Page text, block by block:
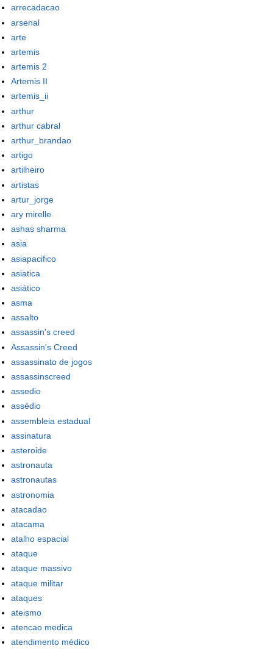
arrecadacao
arsenal
arte
artemis
artemis 2
Artemis II
artemis_ii
arthur
arthur cabral
arthur_brandao
artigo
artilheiro
artistas
artur_jorge
ary mirelle
ashas sharma
asia
asiapacifico
asiatica
asiático
asma
assalto
assassin's creed
Assassin's Creed
assassinato de jogos
assassinscreed
assedio
assédio
assembleia estadual
assinatura
asteroide
astronauta
astronautas
astronomia
atacadao
atacama
atalho espacial
ataque
ataque massivo
ataque militar
ataques
ateismo
atencao medica
atendimento médico